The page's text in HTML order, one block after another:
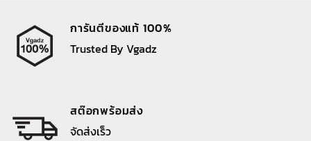
การันตีของแท้ 100%
Trusted By Vgadz
สต๊อกพร้อมส่ง
จัดส่งเร็ว